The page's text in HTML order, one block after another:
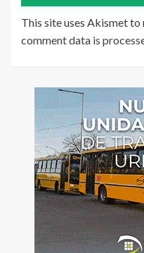
This site uses Akismet to
comment data is